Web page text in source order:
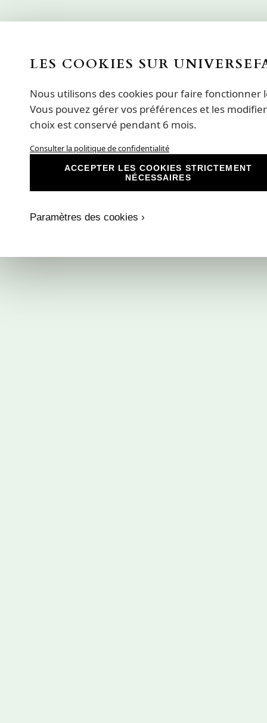
LES COOKIES SUR
Nous utilisons des cookies pour faire
Vous pouvez gérer vos préférences et les
choix est conservé pendant 6 mois.
Consulter la politique de confidentialité
ACCEPTER LES COOKIES STRICTEMENT
NÉCESSAIRES
Paramètres des cookies ›